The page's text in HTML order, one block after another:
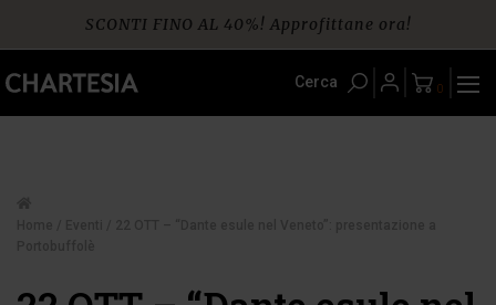
content
SCONTI FINO AL 40%! Approfittane ora!
Spedizione gratuita per ordini da € 60
Cerca 0